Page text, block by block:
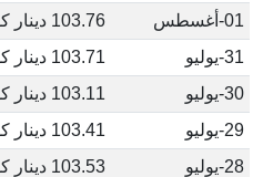
01-أغسطس
103.76 دينار كويتي
31-يوليو
103.71 دينار كويتي
30-يوليو
103.11 دينار كويتي
29-يوليو
103.41 دينار كويتي
28-يوليو
103.53 دينار كويتي